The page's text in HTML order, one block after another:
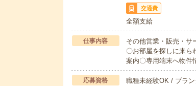
交通費
全額支給
仕事内容
その他営業・販売・サ
〇お部屋を探しに来ら
案内〇専用端末へ物
応募資格
職種未経験OK / ブラ